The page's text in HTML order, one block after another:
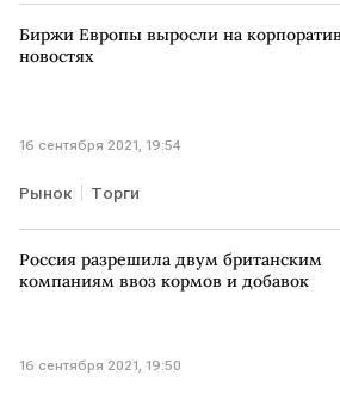
Биржи Европы выросли на
новостях
16 сентября 2021, 19:54
Рынок Торги
Россия разрешила двум британским
компаниям ввоз кормов и добавок
16 сентября 2021, 19:50